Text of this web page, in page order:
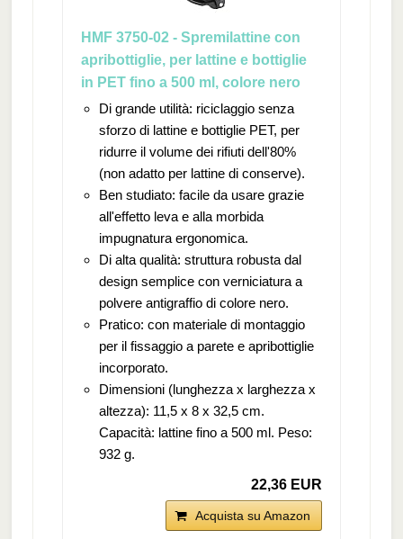
HMF 3750-02 - Spremilattine con
apribottiglie, per lattine e bottiglie
in PET fino a 500 ml, colore nero
Di grande utilità: riciclaggio senza
sforzo di lattine e bottiglie PET, per
ridurre il volume dei rifiuti dell'80%
(non adatto per lattine di conserve).
Ben studiato: facile da usare grazie
all'effetto leva e alla morbida
impugnatura ergonomica.
Di alta qualità: struttura robusta dal
design semplice con verniciatura a
polvere antigraffio di colore nero.
Pratico: con materiale di montaggio
per il fissaggio a parete e apribottiglie
incorporato.
Dimensioni (lunghezza x larghezza x
altezza): 11,5 x 8 x 32,5 cm.
Capacità: lattine fino a 500 ml. Peso:
932 g.
22,36 EUR
Acquista su Amazon